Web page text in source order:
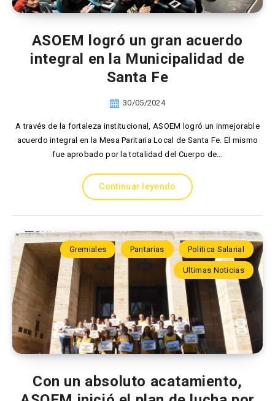
ASOEM logró un gran acuerdo
integral en la Municipalidad de
Santa Fe
30/05/2024
A través de la fortaleza institucional, ASOEM logró un inmejorable
acuerdo integral en la Mesa Paritaria Local de Santa Fe. El mismo
fue aprobado por la totalidad del Cuerpo de…
Continuar leyendo
Gremiales Paritarias Politica Salarial
Ultimas Noticias
Con un absoluto acatamiento,